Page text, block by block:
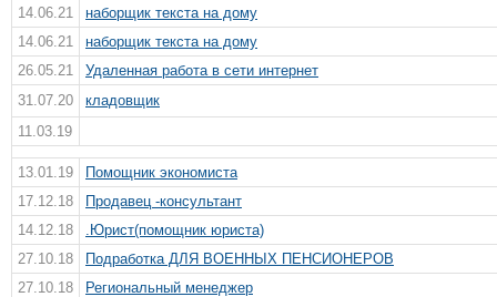
14.06.21
наборщик текста на дому
14.06.21
наборщик текста на дому
26.05.21
Удаленная работа в сети интернет
31.07.20
кладовщик
11.03.19
13.01.19
Помощник экономиста
17.12.18
Продавец -консультант
14.12.18
.Юрист(помощник юриста)
27.10.18
Подработка ДЛЯ ВОЕННЫХ ПЕНСИОНЕРОВ
27.10.18
Региональный менеджер